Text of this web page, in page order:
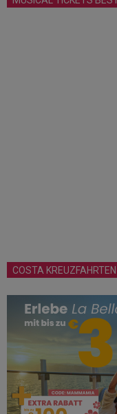
COSTA KREUZFAHRTEN